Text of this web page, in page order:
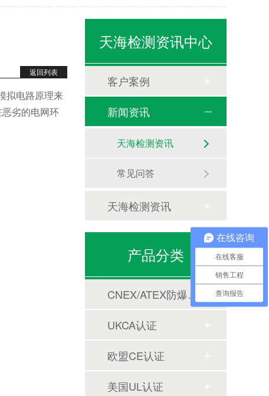
返回列表
拟电路原理来
劣的电网环
天海检测资讯中心
客户案例
新闻资讯
天海检测资讯
常见问答
天海检测资讯
产品分类
CNEX/ATEX防爆合格证
UKCA认证
欧盟CE认证
美国UL认证
在线咨询
在线客服
销售工程
查询报告